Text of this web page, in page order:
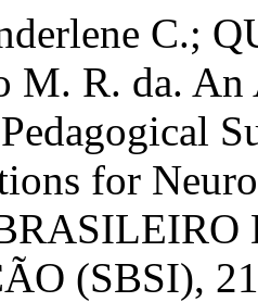
C.;
M. R. da.
for
(SBSI),